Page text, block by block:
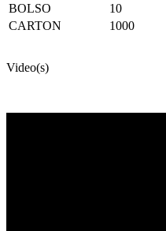
BOLSO
10
CARTON
1000
Video(s)